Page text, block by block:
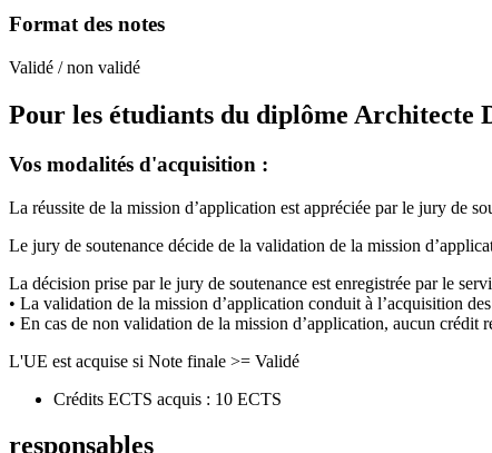
Format des notes
Validé / non validé
Pour les étudiants du diplôme Architecte
Vos modalités d'acquisition :
La réussite de la mission d’application est appréciée par le jury de
Le jury de soutenance décide de la validation de la mission
La décision prise par le jury de soutenance est enregistrée par le
• La validation de la mission d’application conduit à l’acquisition
• En cas de non validation de la mission d’application, aucun crédit
L'UE est acquise si Note finale >= Validé
Crédits ECTS acquis : 10 ECTS
responsables